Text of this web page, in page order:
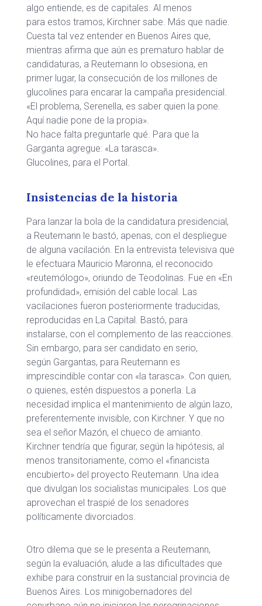
algo entiende, es de capitales. Al menos
para estos tramos, Kirchner sabe. Más que nadie.
Cuesta tal vez entender en Buenos Aires que,
mientras afirma que aún es prematuro hablar de
candidaturas, a Reutemann lo obsesiona, en
primer lugar, la consecución de los millones de
glucolines para encarar la campaña presidencial.
«El problema, Serenella, es saber quien la pone.
Aquí nadie pone de la propia».
No hace falta preguntarle qué. Para que la
Garganta agregue: «La tarasca».
Glucolines, para el Portal.
Insistencias de la historia
Para lanzar la bola de la candidatura presidencial,
a Reutemann le bastó, apenas, con el despliegue
de alguna vacilación. En la entrevista televisiva que
le efectuara Mauricio Maronna, el reconocido
«reutemólogo», oriundo de Teodolinas. Fue en «En
profundidad», emisión del cable local. Las
vacilaciones fueron posteriormente traducidas,
reproducidas en La Capital. Bastó, para
instalarse, con el complemento de las reacciones.
Sin embargo, para ser candidato en serio,
según Gargantas, para Reutemann es
imprescindible contar con «la tarasca». Con quien,
o quienes, estén dispuestos a ponerla. La
necesidad implica el mantenimiento de algún lazo,
preferentemente invisible, con Kirchner. Y que no
sea el señor Mazón, el chueco de amianto.
Kirchner tendría que figurar, según la hipótesis, al
menos transitoriamente, como el «financista
encubierto» del proyecto Reutemann. Una idea
que divulgan los socialistas municipales. Los que
aprovechan el traspié de los senadores
políticamente divorciados.
Otro dilema que se le presenta a Reutemann,
según la evaluación, alude a las dificultades que
exhibe para construir en la sustancial provincia de
Buenos Aires. Los minigobernadores del